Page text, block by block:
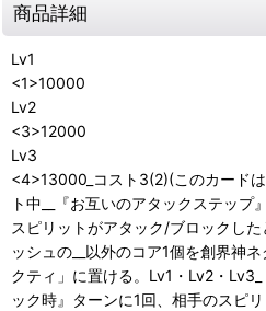
商品詳細
Lv1
<1>10000
Lv2
<3>12000
Lv3
<4>13000_コスト3(2)(このカード
ト中__『お互いのアタックステッ
スピリットがアタック/ブロックし
ッシュの__以外のコア1個を創界神
クティ」に置ける。Lv1・Lv2・
ック時』ターンに1回、相手のスピリ